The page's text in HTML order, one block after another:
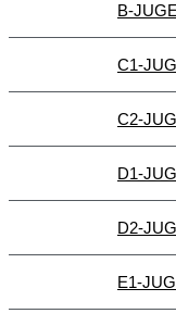
B-
C1-
C2-
D1-
D2-
E1-